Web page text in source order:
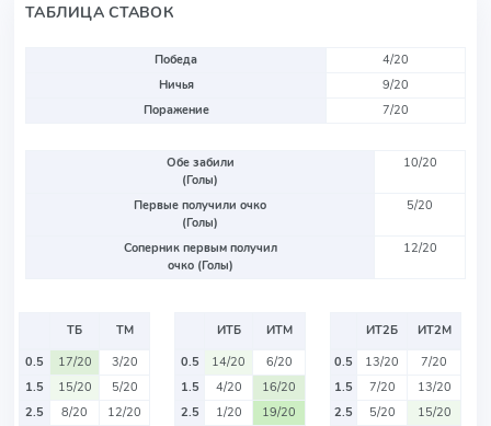
ТАБЛИЦА СТАВОК
Победа
4/20
Ничья
9/20
Поражение
7/20
Обе забили
(Голы)
10/20
Первые получили очко
(Голы)
5/20
Соперник первым получил
очко (Голы)
12/20
ТБ
ТМ
0.5
17/20
3/20
1.5
15/20
5/20
2.5
8/20
12/20
ИТБ
ИТМ
0.5
14/20
6/20
1.5
4/20
16/20
2.5
1/20
19/20
ИТ2Б
ИТ2М
0.5
13/20
7/20
1.5
7/20
13/20
2.5
5/20
15/20